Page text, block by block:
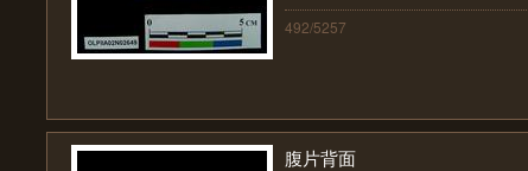
492/5257
腹片背面